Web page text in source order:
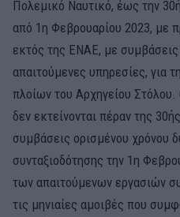
Πολεμικό Ναυτικό, έως την
από 1η Φεβρουαρίου 2023, με
εκτός της ΕΝΑΕ, με συμβάσεις
απαιτούμενες υπηρεσίες, για
πλοίων του Αρχηγείου Στόλου.
δεν εκτείνονται πέραν της
συμβάσεις ορισμένου χρόνου
συνταξιοδότησης την 1η
των απαιτούμενων εργασιών
τις μηνιαίες αμοιβές που